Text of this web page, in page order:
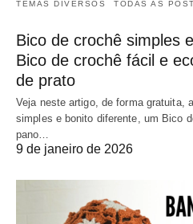
TEMAS DIVERSOS TODAS AS
Bico de crochê simples
Bico de crochê fácil e
de prato
Veja neste artigo, de forma gratuita,
simples e bonito diferente, um Bico
pano…
9 de janeiro de 2026